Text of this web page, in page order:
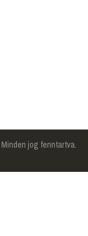
Minden jog fenntartva.